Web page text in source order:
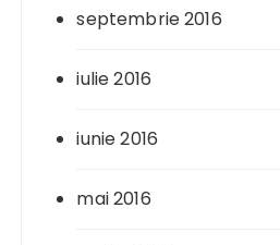
septembrie 2016
iulie 2016
iunie 2016
mai 2016